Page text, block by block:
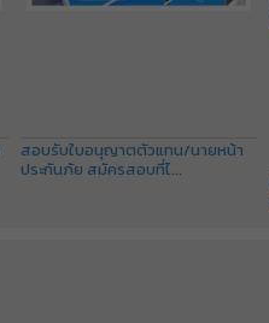
สอบรับใบอนุญาตตัวแทน/นายหน้า
ประกันภัย สมัครสอบที่ไ...